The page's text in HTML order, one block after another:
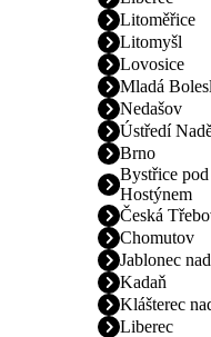
Litoměřice
Litomyšl
Lovosice
Mladá
Nedašov
Ústředí
Brno
Bystřice pod
Hostýnem
Česká
Chomutov
Jablonec
Kadaň
Klášterec
Liberec